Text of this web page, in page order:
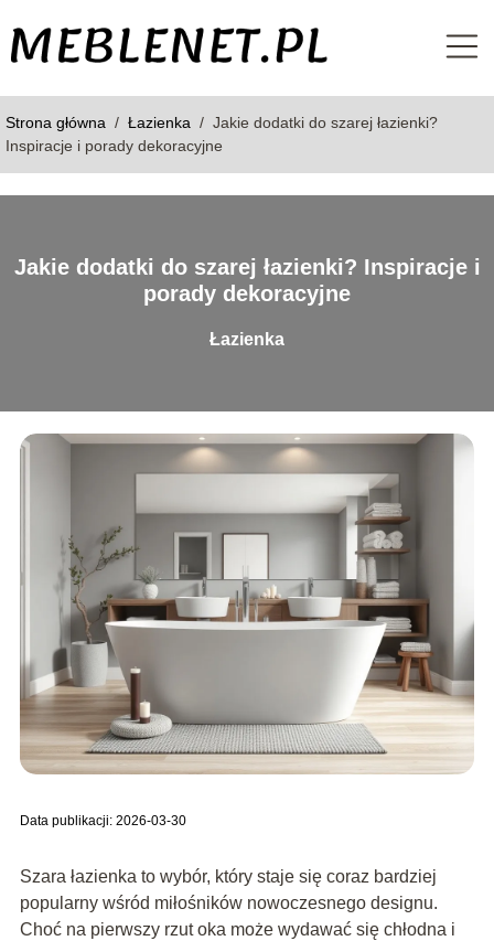
Strona główna / Łazienka / Jakie dodatki do szarej łazienki?
Inspiracje i porady dekoracyjne
Jakie dodatki do szarej łazienki? Inspiracje i
porady dekoracyjne
Łazienka
Data publikacji: 2026-03-30
Szara łazienka to wybór, który staje się coraz bardziej
popularny wśród miłośników nowoczesnego designu.
Choć na pierwszy rzut oka może wydawać się chłodna i